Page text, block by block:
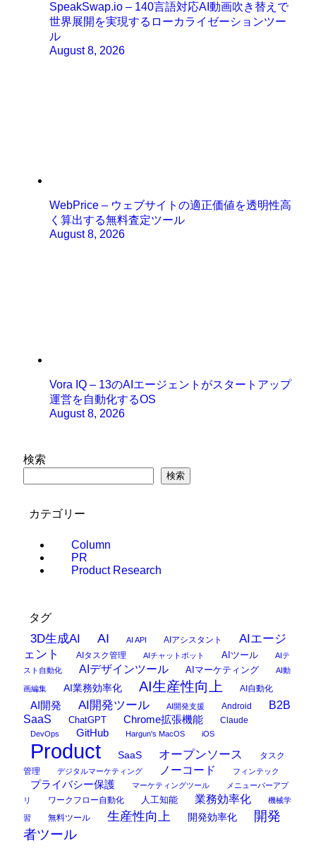
SpeakSwap.io – 140言語対応AI動画吹き替えで
世界展開を実現するローカライゼーションツー
ル
August 8, 2026
WebPrice – ウェブサイトの適正価値を透明性高
く算出する無料査定ツール
August 8, 2026
Vora IQ – 13のAIエージェントがスタートアップ
運営を自動化するOS
August 8, 2026
検索
検索
カテゴリー
Column
PR
Product Research
タグ
3D生成AI AI AI API AIアシスタント
AIエージ
ェント
AIタスク管理 AIチャットボット AIツール
AIテ
スト自動化
AIデザインツール AIマーケティング AI動
画編集 AI業務効率化 AI生産性向上 AI自動化
AI開発 AI開発ツール AI開発支援 Android
B2B
SaaS
ChatGPT Chrome拡張機能 Claude
DevOps GitHub Hargun's MacOS iOS
Product SaaS オープンソース
タスク
管理
デジタルマーケティング ノーコード フィンテック
プライバシー保護 マーケティングツール
メニューバーアプ
リ
ワークフロー自動化 人工知能 業務効率化 機械学
習 無料ツール 生産性向上 開発効率化
開発
者ツール